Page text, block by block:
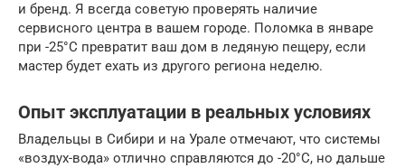
и бренд. Я всегда советую проверять наличие
сервисного центра в вашем городе. Поломка в январе
при -25°C превратит ваш дом в ледяную пещеру, если
мастер будет ехать из другого региона неделю.
Опыт эксплуатации в реальных условиях
Владельцы в Сибири и на Урале отмечают, что системы
«воздух-вода» отлично справляются до -20°C, но дальше